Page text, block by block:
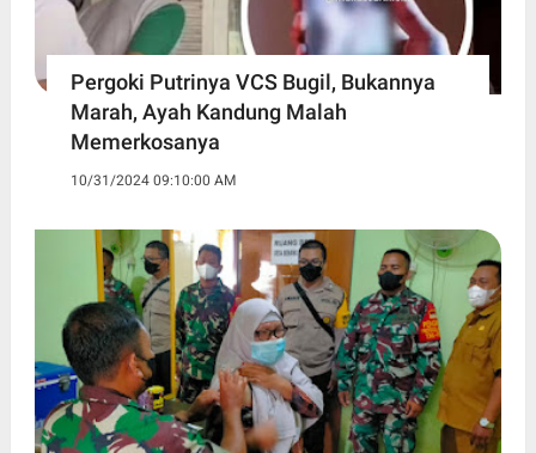
Pergoki Putrinya VCS Bugil, Bukannya
Marah, Ayah Kandung Malah
Memerkosanya
10/31/2024 09:10:00 AM